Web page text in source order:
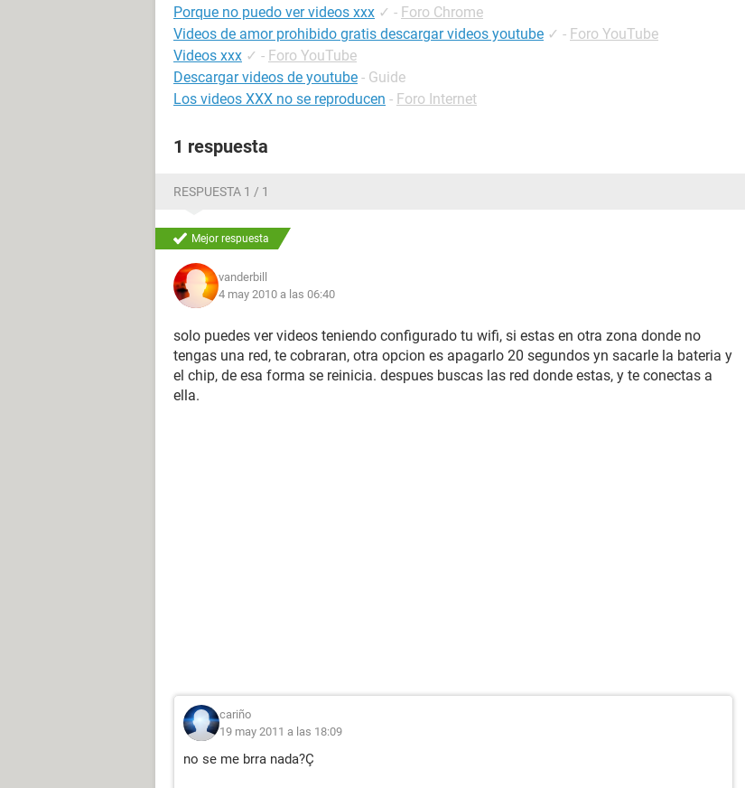
Porque no puedo ver videos xxx ✓ - Foro Chrome
Videos de amor prohibido gratis descargar videos youtube ✓ - Foro YouTube
Videos xxx ✓ - Foro YouTube
Descargar videos de youtube - Guide
Los videos XXX no se reproducen - Foro Internet
1 respuesta
RESPUESTA 1 / 1
Mejor respuesta
vanderbill
4 may 2010 a las 06:40
solo puedes ver videos teniendo configurado tu wifi, si estas en otra zona donde no
tengas una red, te cobraran, otra opcion es apagarlo 20 segundos yn sacarle la bateria y
el chip, de esa forma se reinicia. despues buscas las red donde estas, y te conectas a
ella.
cariño
19 may 2011 a las 18:09
no se me brra nada?Ç